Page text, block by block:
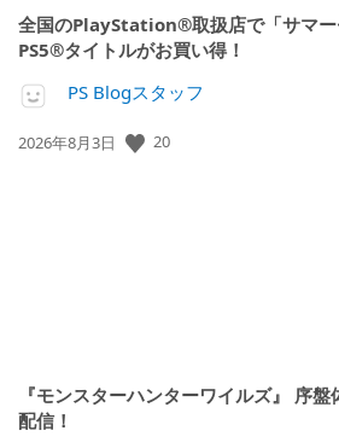
全国のPlayStation®取扱店で「サマー
PS5®タイトルがお買い得！
PS Blogスタッフ
公
2026年8月3日 20
『モンスターハンターワイルズ』 序盤
配信！